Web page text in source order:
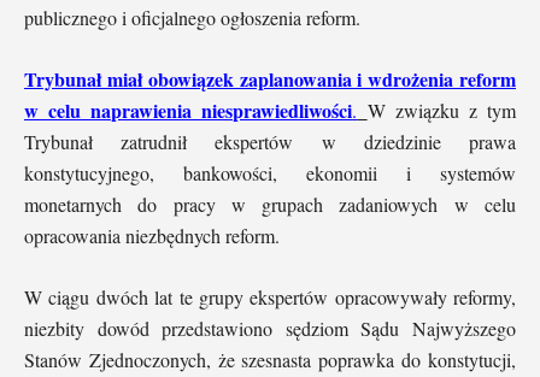
publicznego i oficjalnego ogłoszenia reform.
Trybunał miał obowiązek zaplanowania i wdrożenia reform
w celu naprawienia niesprawiedliwości. W związku z tym
Trybunał zatrudnił ekspertów w dziedzinie prawa
konstytucyjnego, bankowości, ekonomii i systemów
monetarnych do pracy w grupach zadaniowych w celu
opracowania niezbędnych reform.
W ciągu dwóch lat te grupy ekspertów opracowywały reformy,
niezbity dowód przedstawiono sędziom Sądu Najwyższego
Stanów Zjednoczonych, że szesnasta poprawka do konstytucji,